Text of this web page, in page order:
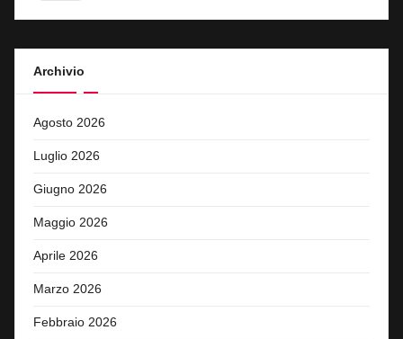
Archivio
Agosto 2026
Luglio 2026
Giugno 2026
Maggio 2026
Aprile 2026
Marzo 2026
Febbraio 2026